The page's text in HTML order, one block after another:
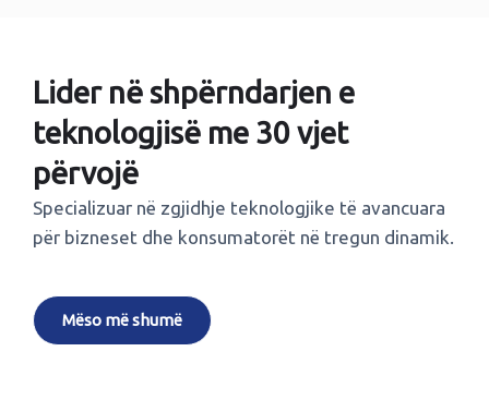
Lider në shpërndarjen e
teknologjisë me 30 vjet
përvojë
Specializuar në zgjidhje teknologjike të avancuara
për bizneset dhe konsumatorët në tregun dinamik.
Mëso më shumë